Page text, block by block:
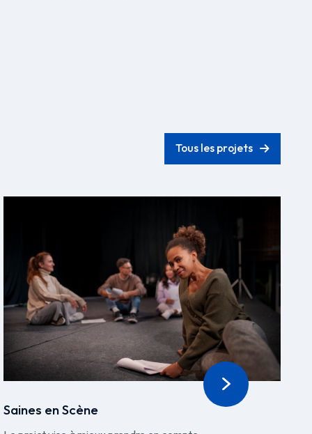
Tous les projets
Saines en Scène